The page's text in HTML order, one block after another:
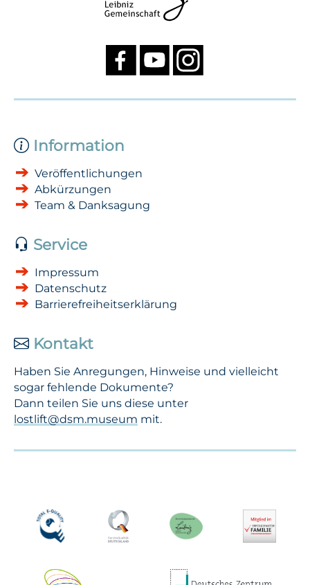
Information
Veröffentlichungen
Abkürzungen
Team & Danksagung
Service
Impressum
Datenschutz
Barrierefreiheitserklärung
Kontakt
Haben Sie Anregungen, Hinweise und vielleicht
sogar fehlende Dokumente?
Dann teilen Sie uns diese unter
lostlift@dsm.museum mit.